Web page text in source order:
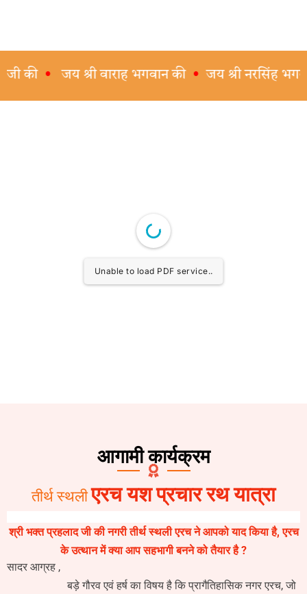
जय श्री वाराह भगवान की•जय श्री नरसिंह भगवान की•
Unable to load PDF service..
आगामी कार्यक्रम
तीर्थ स्थलीएरच यश प्रचार रथ यात्रा
श्री भक्त प्रहलाद जी की नगरी तीर्थ स्थली एरच ने आपको याद किया है, एरच
के उत्थान में क्या आप सहभागी बनने को तैयार है ?
सादर आग्रह ,
बड़े गौरव एवं हर्ष का विषय है कि प्रागैतिहासिक नगर एरच, जो